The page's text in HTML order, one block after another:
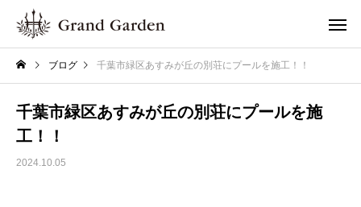
ブログ 千葉市緑区あすみが丘の別荘にプールを施工！！
千葉市緑区あすみが丘の別荘にプールを施
工！！
2024.10.05